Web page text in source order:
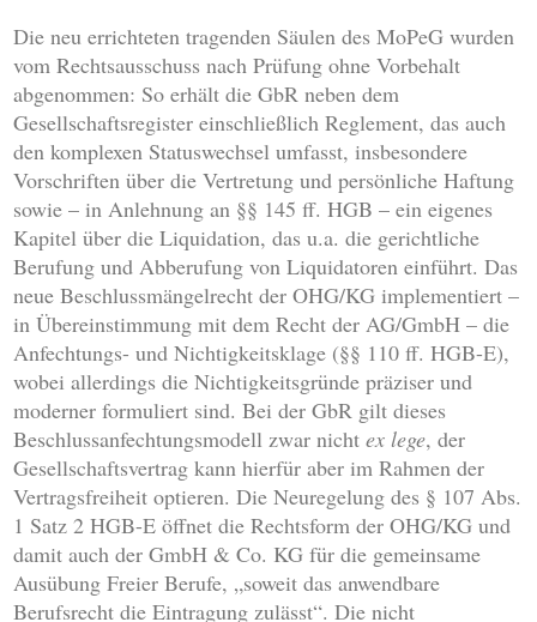
Die neu errichteten tragenden Säulen des MoPeG wurden
vom Rechtsausschuss nach Prüfung ohne Vorbehalt
abgenommen: So erhält die GbR neben dem
Gesellschaftsregister einschließlich Reglement, das auch
den komplexen Statuswechsel umfasst, insbesondere
Vorschriften über die Vertretung und persönliche Haftung
sowie – in Anlehnung an §§ 145 ff. HGB – ein eigenes
Kapitel über die Liquidation, das u.a. die gerichtliche
Berufung und Abberufung von Liquidatoren einführt. Das
neue Beschlussmängelrecht der OHG/KG implementiert –
in Übereinstimmung mit dem Recht der AG/GmbH – die
Anfechtungs- und Nichtigkeitsklage (§§ 110 ff. HGB-E),
wobei allerdings die Nichtigkeitsgründe präziser und
moderner formuliert sind. Bei der GbR gilt dieses
Beschlussanfechtungsmodell zwar nichtex lege, der
Gesellschaftsvertrag kann hierfür aber im Rahmen der
Vertragsfreiheit optieren. Die Neuregelung des § 107 Abs.
1 Satz 2 HGB-E öffnet die Rechtsform der OHG/KG und
damit auch der GmbH & Co. KG für die gemeinsame
Ausübung Freier Berufe, „soweit das anwendbare
Berufsrecht die Eintragung zulässt“. Die nicht